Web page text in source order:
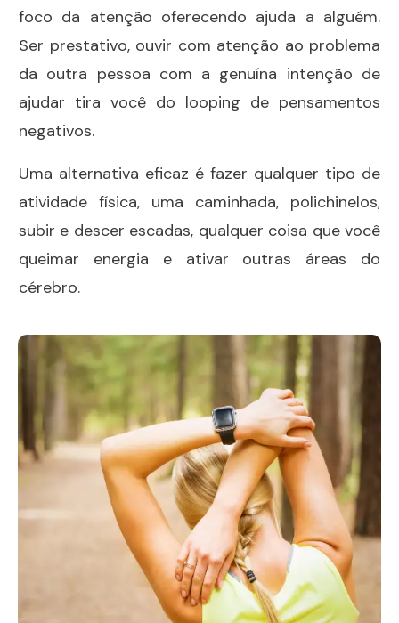
foco da atenção oferecendo ajuda a alguém.
Ser prestativo, ouvir com atenção ao problema
da outra pessoa com a genuína intenção de
ajudar tira você do looping de pensamentos
negativos.
Uma alternativa eficaz é fazer qualquer tipo de
atividade física, uma caminhada, polichinelos,
subir e descer escadas, qualquer coisa que você
queimar energia e ativar outras áreas do
cérebro.